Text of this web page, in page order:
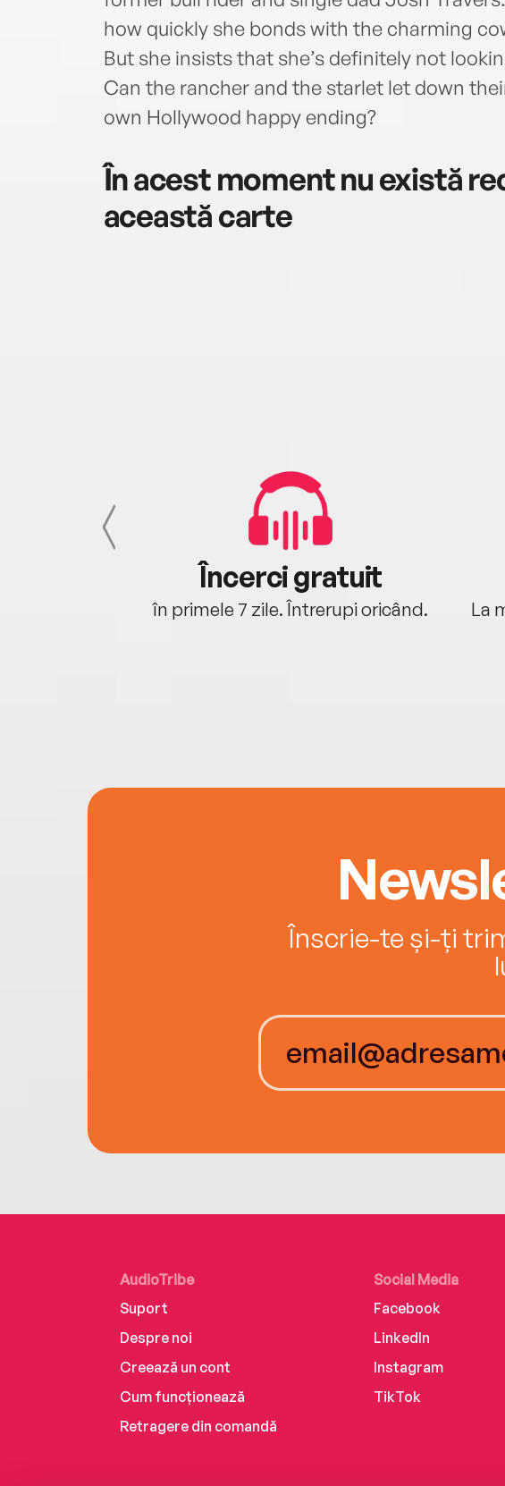
how quickly she bonds with the charming
But she insists that she’s definitely not
Can the rancher and the starlet let down
own Hollywood happy ending?
În acest moment nu există
această carte
Încerci gratuit
în primele 7 zile. Întrerupi oricând.
La
Înscrie-te și-ți
AudioTribe
Suport
Despre noi
Creează un cont
Cum funcționează
Retragere din comandă
Social Media
Facebook
LinkedIn
Instagram
TikTok